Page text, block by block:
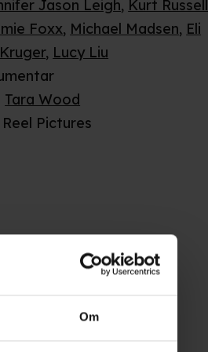
Om
Jason Leigh, Kurt Russell
Foxx, Michael Madsen, Eli
, Lucy Liu
Tara Wood
Reel Pictures